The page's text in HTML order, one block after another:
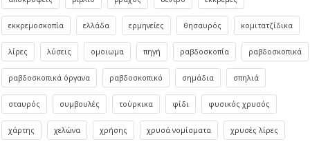
εκκρεμοσκοπία ελλάδα ερμηνείες θησαυρός κομιτατζίδικα
λίρες λύσεις ομοιωμα πηγή ραβδοσκοπία ραβδοσκοπικά
ραβδοσκοπικά όργανα ραβδοσκοπικό σημάδια σπηλιά
σταυρός συμβουλές τούρκικα φίδι φυσικός χρυσός
χάρτης χελώνα χρήσης χρυσά νομίσματα χρυσές λίρες